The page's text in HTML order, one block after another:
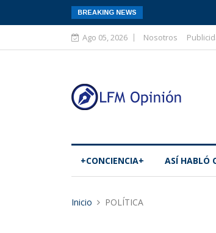
BREAKING NEWS
Ago 05, 2026 Nosotros
+CONCIENCIA+ ASÍ­ HABLÓ
Inicio POLÍTICA